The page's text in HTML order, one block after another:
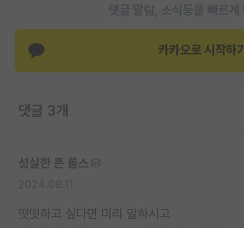
유학교육
반도체 아카데미
댓글 알람, 소식등을 빠르게
카카오로 시작하기
댓글 3개
성실한 존 롤스
떳떳하고 싶다면 미리 말하시고